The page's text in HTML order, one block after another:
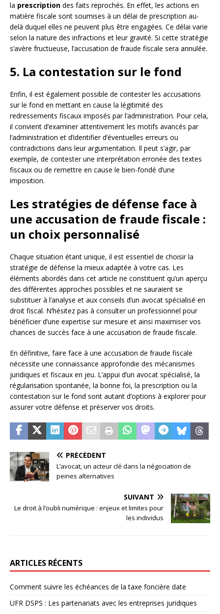
la prescription des faits reprochés. En effet, les actions en
matière fiscale sont soumises à un délai de prescription au-
delà duquel elles ne peuvent plus être engagées. Ce délai varie
selon la nature des infractions et leur gravité. Si cette stratégie
s’avère fructueuse, l’accusation de fraude fiscale sera annulée.
5. La contestation sur le fond
Enfin, il est également possible de contester les accusations
sur le fond en mettant en cause la légitimité des
redressements fiscaux imposés par l’administration. Pour cela,
il convient d’examiner attentivement les motifs avancés par
l’administration et d’identifier d’éventuelles erreurs ou
contradictions dans leur argumentation. Il peut s’agir, par
exemple, de contester une interprétation erronée des textes
fiscaux ou de remettre en cause le bien-fondé d’une
imposition.
Les stratégies de défense face à
une accusation de fraude fiscale :
un choix personnalisé
Chaque situation étant unique, il est essentiel de choisir la
stratégie de défense la mieux adaptée à votre cas. Les
éléments abordés dans cet article ne constituent qu’un aperçu
des différentes approches possibles et ne sauraient se
substituer à l’analyse et aux conseils d’un avocat spécialisé en
droit fiscal. N’hésitez pas à consulter un professionnel pour
bénéficier d’une expertise sur mesure et ainsi maximiser vos
chances de succès face à une accusation de fraude fiscale.
En définitive, faire face à une accusation de fraude fiscale
nécessite une connaissance approfondie des mécanismes
juridiques et fiscaux en jeu. L’appui d’un avocat spécialisé, la
régularisation spontanée, la bonne foi, la prescription ou la
contestation sur le fond sont autant d’options à explorer pour
assurer votre défense et préserver vos droits.
PRÉCÉDENT
L’avocat, un acteur clé dans la négociation de
peines alternatives
SUIVANT
Le droit à l’oubli numérique : enjeux et limites pour
les individus
ARTICLES RÉCENTS
Comment suivre les échéances de la taxe foncière date
UFR DSPS : Les partenariats avec les entreprises juridiques